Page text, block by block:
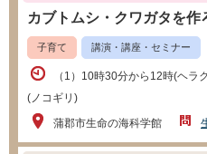
カブトムシ・クワガタを作
子育て 講演・講座・セミナー
（1）10時30分から12時(ヘ
(ノコギリ)
蒲郡市生命の海科学館